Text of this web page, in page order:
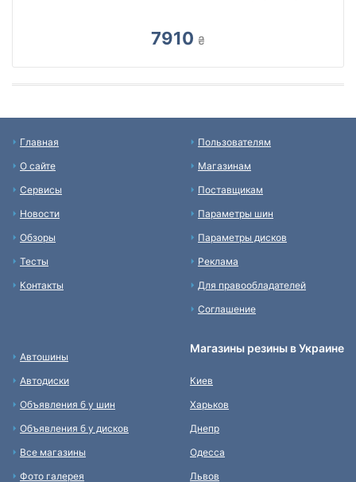
7910 ₴
Главная
О сайте
Сервисы
Новости
Обзоры
Тесты
Контакты
Пользователям
Магазинам
Поставщикам
Параметры шин
Параметры дисков
Реклама
Для правообладателей
Соглашение
Автошины
Автодиски
Объявления б у шин
Объявления б у дисков
Все магазины
Фото галерея
Магазины резины в Украине
Киев
Харьков
Днепр
Одесса
Львов